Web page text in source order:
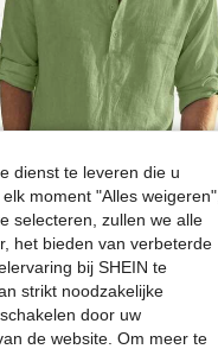
dienst te leveren die u
moment "Alles weigeren",
selecteren, zullen we alle
het bieden van verbeterde
bij SHEIN te
strikt noodzakelijke
door uw
de website. Om meer te